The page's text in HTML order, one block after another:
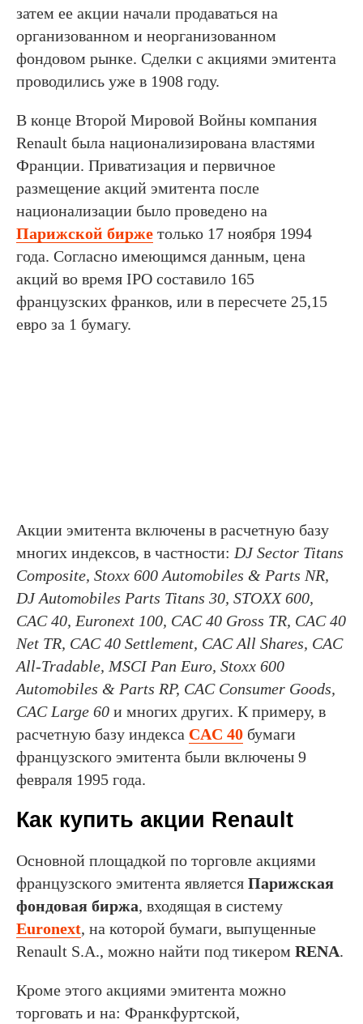
затем ее акции начали продаваться на
организованном и неорганизованном
фондовом рынке. Сделки с акциями эмитента
проводились уже в 1908 году.
В конце Второй Мировой Войны компания
Renault была национализирована властями
Франции. Приватизация и первичное
размещение акций эмитента после
национализации было проведено на
Парижской бирже только 17 ноября 1994
года. Согласно имеющимся данным, цена
акций во время IPO составило 165
французских франков, или в пересчете 25,15
евро за 1 бумагу.
Акции эмитента включены в расчетную базу
многих индексов, в частности: DJ Sector Titans
Composite, Stoxx 600 Automobiles & Parts NR,
DJ Automobiles Parts Titans 30, STOXX 600,
CAC 40, Euronext 100, CAC 40 Gross TR, CAC 40
Net TR, CAC 40 Settlement, CAC All Shares, CAC
All-Tradable, MSCI Pan Euro, Stoxx 600
Automobiles & Parts RP, CAC Consumer Goods,
CAC Large 60 и многих других. К примеру, в
расчетную базу индекса CAC 40 бумаги
французского эмитента были включены 9
февраля 1995 года.
Как купить акции Renault
Основной площадкой по торговле акциями
французского эмитента является Парижская
фондовая биржа, входящая в систему
Euronext, на которой бумаги, выпущенные
Renault S.A., можно найти под тикером RENA.
Кроме этого акциями эмитента можно
торговать и на: Франкфуртской,